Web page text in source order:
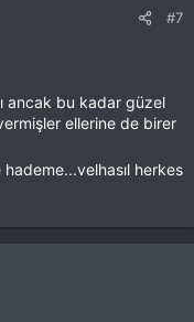
#7
ancak bu kadar güzel
ellerine de birer
herkes